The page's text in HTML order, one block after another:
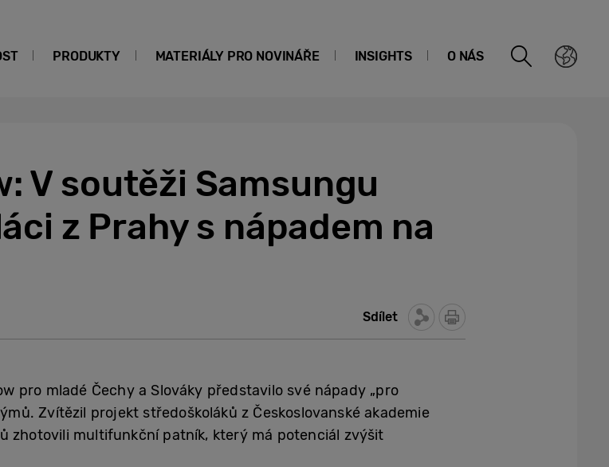
PRODUKTY MATERIÁLY PRO NOVINÁŘE INSIGHTS O NÁS
V soutěži Samsungu
z Prahy s nápadem na
Sdílet
pro mladé Čechy a Slováky představilo své nápady „pro
Zvítězil projekt středoškoláků z Českoslovanské akademie
zhotovili multifunkční patník, který má potenciál zvýšit